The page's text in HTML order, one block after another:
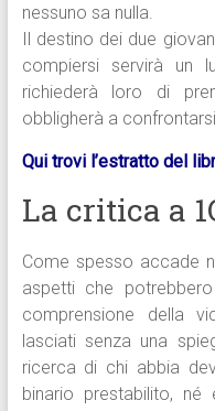
nessuno sa nulla.
Il destino dei due
compiersi servirà un
richiederà loro di
obbligherà a
Qui trovi l’estratto del
La critica a
Come spesso accade
aspetti che
comprensione della
lasciati senza una
ricerca di chi abbia
binario prestabilito,